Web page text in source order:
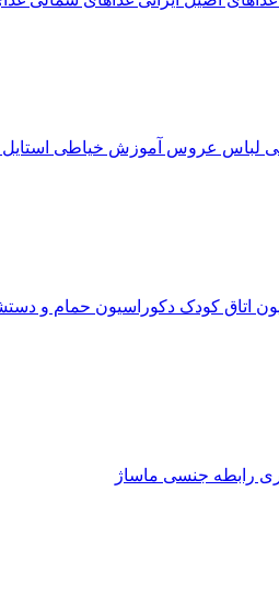
لباس عروس آموزش خیاطی استایل
اتاق کودک دکوراسیون حمام و
رابطه جنسی ماساژ